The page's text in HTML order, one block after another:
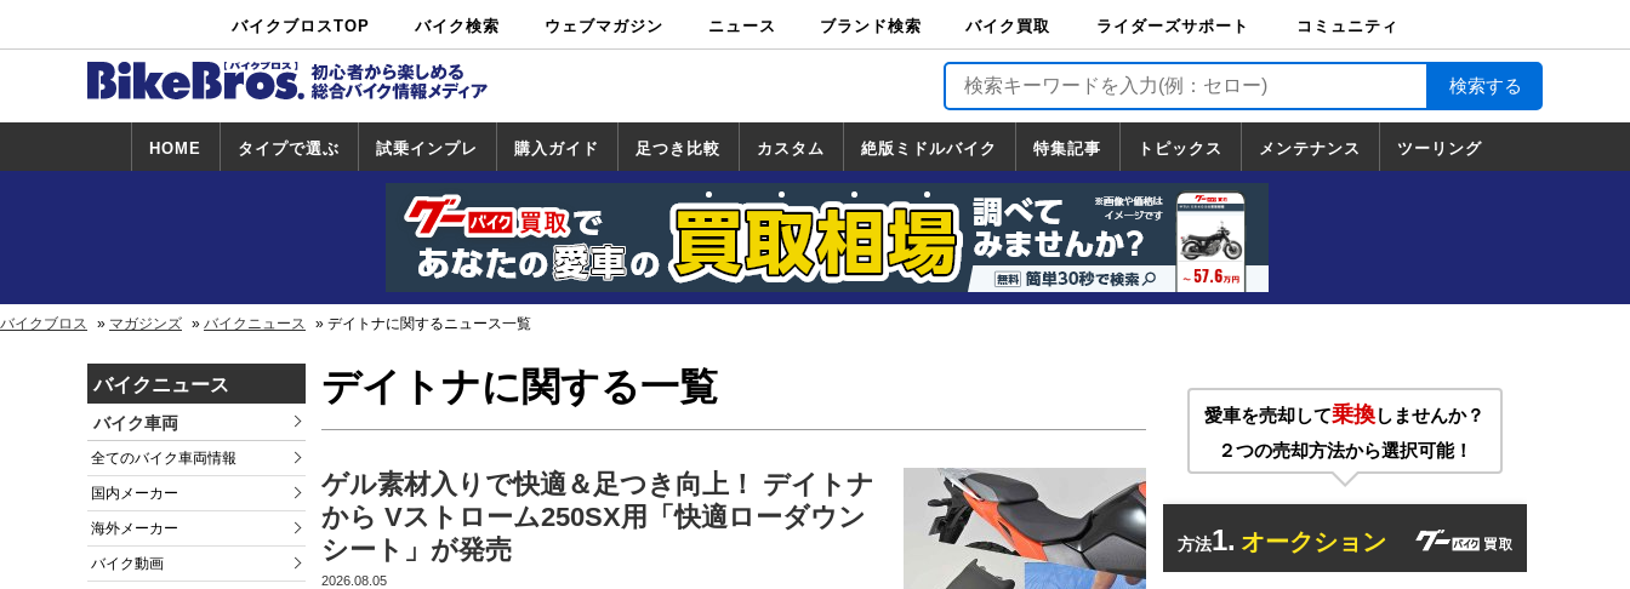
バイクブロスTOP バイク検索
中古バイ
ク・新車検
カタログ検
索
ショップ検
索
ウェブマガジン ニュース ブランド検索 バイク買取
バイク買取
ライダーズサポート
ライダーズサポート
TOP
バイク輸送
バイクガレージライ
フ
バイク車両保険
ロードサービス
バイク試乗
コミュニティ
HOME タイプで選ぶ 試乗インプレ
試乗インプレ
一覧
ホンダ
ヤマハ
スズキ
カワサキ
ハーレー
BMW
トライアンフ
ドゥカティ
購入ガイド
一覧
足つき比較 カスタム
カスタム
一覧
ホンダ
ヤマハ
スズキ
カワサキ
絶版ミドルバイク
絶版ミドルバイク
一覧
ホンダ
ヤマハ
スズキ
カワサキ
特集記事 トピックス
トピックス
一覧
ホンダ
ヤマハ
スズキ
カワサキ
ハーレーダ
ビッドソン
BMW
ドゥカティ
トライアン
フ
メンテナンス ツーリング
道の駅調査隊
ツーリング情報局
日本の道50選
国道めぐり
林道ツーリング
バイクブロス マガジンズ バイクニュース デイトナに関するニュース一覧
バイクニュース
バイク車両
全てのバイク車両情報
国内メーカー
海外メーカー
バイク動画
デイトナに関する一覧
ゲル素材入りで快適＆足つき向上！ デイトナ
から Vストローム250SX用「快適ローダウン
シート」が発売
2026.08.05
愛車を売却して乗換しませんか？
２つの売却方法から選択可能！
方法1. オークション